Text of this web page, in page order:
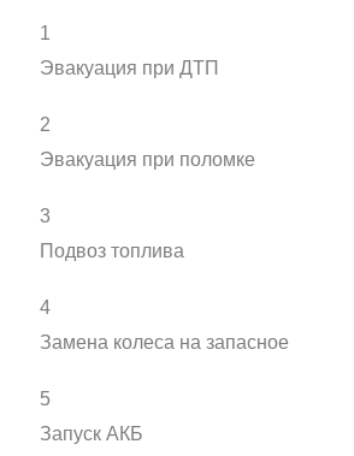
1
Эвакуация при ДТП
2
Эвакуация при поломке
3
Подвоз топлива
4
Замена колеса на запасное
5
Запуск АКБ